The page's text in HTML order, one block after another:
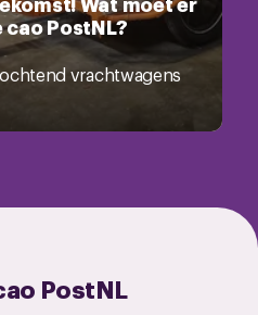
PostNL?
vrachtwagens
PostNL